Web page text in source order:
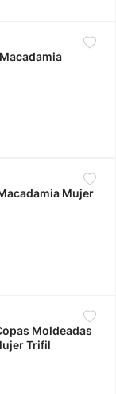
Mujer
Moldeadas
Trifil